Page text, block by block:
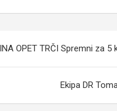
OPET TRČI Spremni za 5
Ekipa DR